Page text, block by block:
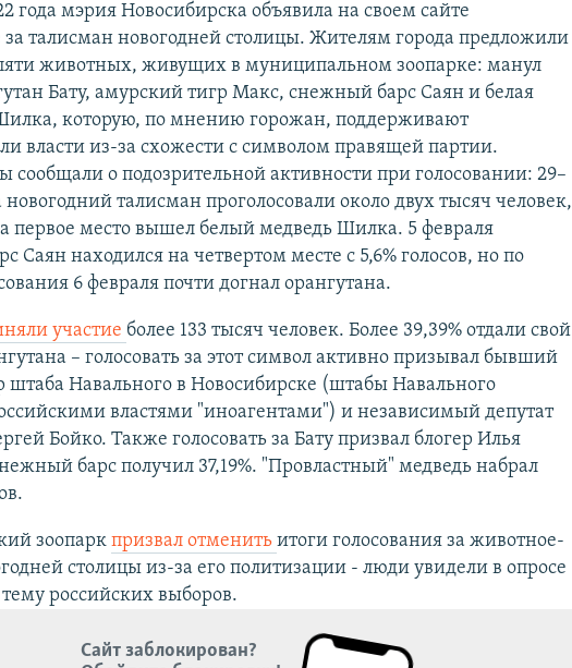
года мэрия Новосибирска объявила на своем сайте
за талисман новогодней столицы. Жителям города предложили
животных, живущих в муниципальном зоопарке: манул
Бату, амурский тигр Макс, снежный барс Саян и белая
которую, по мнению горожан, поддерживают
власти из-за схожести с символом правящей партии.
сообщали о подозрительной активности при голосовании: 29–
новогодний талисман проголосовали около двух тысяч человек,
первое место вышел белый медведь Шилка. 5 февраля
Саян находился на четвертом месте с 5,6% голосов, но по
6 февраля почти догнал орангутана.
участие более 133 тысяч человек. Более 39,39% отдали свой
– голосовать за этот символ активно призывал бывший
штаба Навального в Новосибирске (штабы Навального
властями "иноагентами") и независимый депутат
Бойко. Также голосовать за Бату призвал блогер Илья
барс получил 37,19%. "Провластный" медведь набрал
зоопарк призвал отменить итоги голосования за животное-
столицы из-за его политизации - люди увидели в опросе
российских выборов.
Сайт заблокирован?